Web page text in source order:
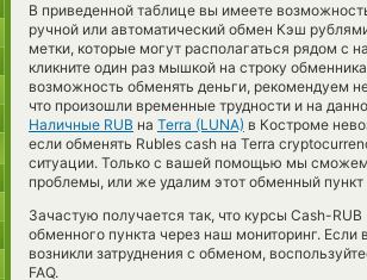
В приведенной таблице вы имеете
ручной или автоматический обмен Кэш
метки, которые могут располагаться рядом с
кликните один раз мышкой на строку
возможность обменять деньги, рекомендуем
что произошли временные трудности и на
Наличные RUB на Terra (LUNA) в Костроме
если обменять Rubles cash на Terra
ситуации. Только с вашей помощью мы
проблемы, или же удалим этот обменный пункт
Зачастую получается так, что курсы Cash-RUB
обменного пункта через наш мониторинг.
возникли затруднения с обменом,
FAQ.